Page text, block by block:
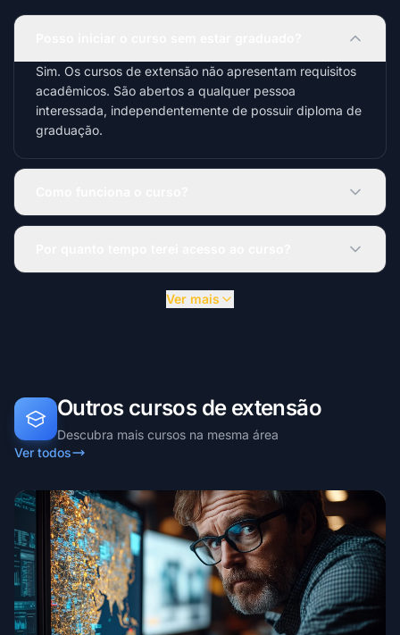
Sim. Os cursos de extensão não apresentam requisitos
acadêmicos. São abertos a qualquer pessoa
interessada, independentemente de possuir diploma de
graduação.
Ver mais
Outros cursos de extensão
Descubra mais cursos na mesma área
Ver todos